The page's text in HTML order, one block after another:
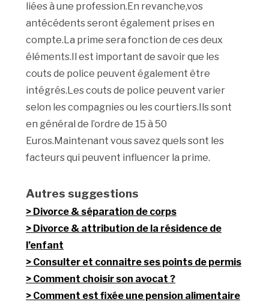
liées à une profession.En revanche,vos
antécédents seront également prises en
compte.La prime sera fonction de ces deux
éléments.Il est important de savoir que les
couts de police peuvent également être
intégrés.Les couts de police peuvent varier
selon les compagnies ou les courtiers.Ils sont
en général de l’ordre de 15 à 50
Euros.Maintenant vous savez quels sont les
facteurs qui peuvent influencer la prime.
Autres suggestions
Divorce & séparation de corps
Divorce & attribution de la résidence de
l’enfant
Consulter et connaitre ses points de permis
Comment choisir son avocat ?
Comment est fixée une pension alimentaire